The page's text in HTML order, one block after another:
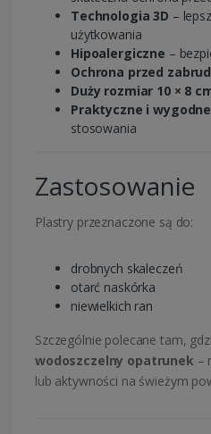
Technologia 3D –
użytkowania
Hipoalergiczne –
Ochrona przed
Duży rozmiar 10 × 8
Praktyczne i wygodne
stosowania
Zastosowanie
Plastry przeznaczone są do:
drobnych skaleczeń
otarć naskórka
niewielkich ran
Szczególnie polecane tam,
wodoszczelny opatrunek –
lub aktywności na świeżym